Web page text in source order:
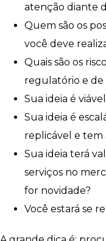
atenção diante
Quem são os
você deve
Quais são os
regulatório e de
Sua ideia é
Sua ideia é
replicável e tem
Sua ideia terá
serviços no
for novidade?
Você estará se